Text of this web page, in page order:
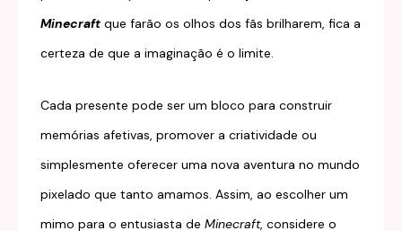
Minecraft que farão os olhos dos fãs brilharem, fica a
certeza de que a imaginação é o limite.
Cada presente pode ser um bloco para construir
memórias afetivas, promover a criatividade ou
simplesmente oferecer uma nova aventura no mundo
pixelado que tanto amamos. Assim, ao escolher um
mimo para o entusiasta de Minecraft, considere o